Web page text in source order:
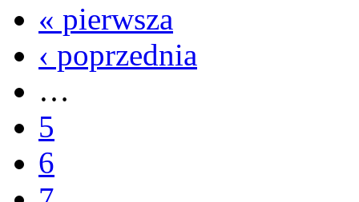
« pierwsza
‹ poprzednia
…
5
6